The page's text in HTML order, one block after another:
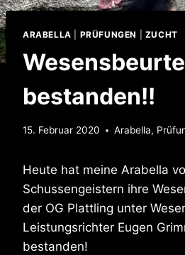
ARABELLA PRÜFUNGEN ZUCHT
bestanden!!
15. Februar 2020 Arabella,
Heute hat meine Arabella
Schussengeistern ihre
der OG Plattling unter
Leistungsrichter Eugen
bestanden!